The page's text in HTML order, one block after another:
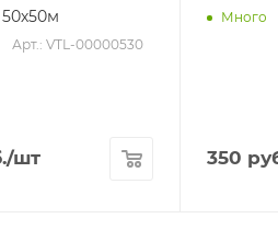
Арт.: VTL-00000530
/шт
Много
350